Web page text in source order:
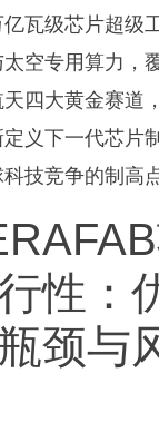
瓦级芯片超级
空专用算力，
四大黄金赛道
义下一代芯片
技竞争的制高点
性：
颈与